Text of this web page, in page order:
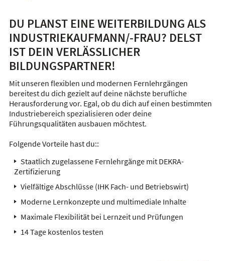
DU PLANST EINE WEITERBILDUNG ALS
INDUSTRIEKAUFMANN/-FRAU? DELST
IST DEIN VERLÄSSLICHER
BILDUNGSPARTNER!
Mit unseren flexiblen und modernen Fernlehrgängen
bereitest du dich gezielt auf deine nächste berufliche
Herausforderung vor. Egal, ob du dich auf einen bestimmten
Industriebereich spezialisieren oder deine
Führungsqualitäten ausbauen möchtest.
Folgende Vorteile hast du::
Staatlich zugelassene Fernlehrgänge mit DEKRA-
Zertifizierung
Vielfältige Abschlüsse (IHK Fach- und Betriebswirt)
Moderne Lernkonzepte und multimediale Inhalte
Maximale Flexibilität bei Lernzeit und Prüfungen
14 Tage kostenlos testen